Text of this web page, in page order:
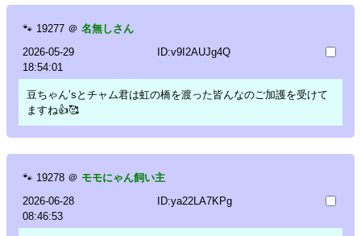
🐾 19277 ＠ 名無しさん
2026-05-29
18:54:01
ID:v9I2AUJg4Q
豆ちゃん’sとチャム君は虹の橋を渡った皆んなのご加護を受けて
ますね👍🥰
🐾 19278 ＠ モモにゃん飼い主
2026-06-28
08:46:53
ID:ya22LA7KPg